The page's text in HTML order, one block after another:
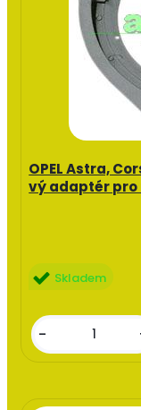
OPEL Astra,
vý adaptér
Skladem
-